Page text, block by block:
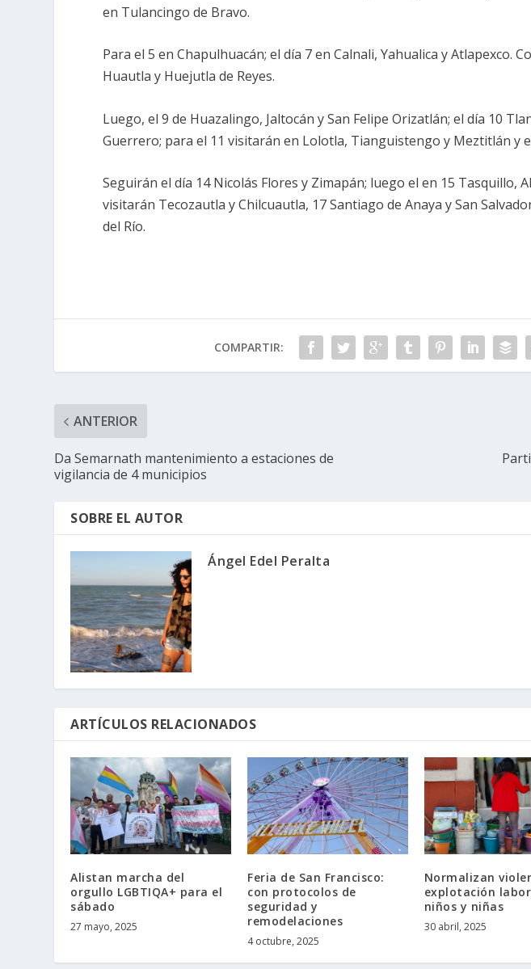
en Tulancingo de Bravo.
Para el 5 en Chapulhuacán; el día 7 en Calnali, Yahualica y Atlapexco.
Huautla y Huejutla de Reyes.
Luego, el 9 de Huazalingo, Jaltocán y San Felipe Orizatlán; el día 10
Guerrero; para el 11 visitarán en Lolotla, Tianguistengo y Meztitlán y
Seguirán el día 14 Nicolás Flores y Zimapán; luego el en 15 Tasquillo,
visitarán Tecozautla y Chilcuautla, 17 Santiago de Anaya y San
del Río.
COMPARTIR:
ANTERIOR
Da Semarnath mantenimiento a estaciones de
vigilancia de 4 municipios
SOBRE EL AUTOR
Ángel Edel Peralta
ARTÍCULOS RELACIONADOS
Alistan marcha del
orgullo LGBTIQA+ para el
sábado
27 mayo, 2025
Feria de San Francisco:
con protocolos de
seguridad y
remodelaciones
4 octubre, 2025
Normalizan
explotación
niños y niñas
30 abril, 2025